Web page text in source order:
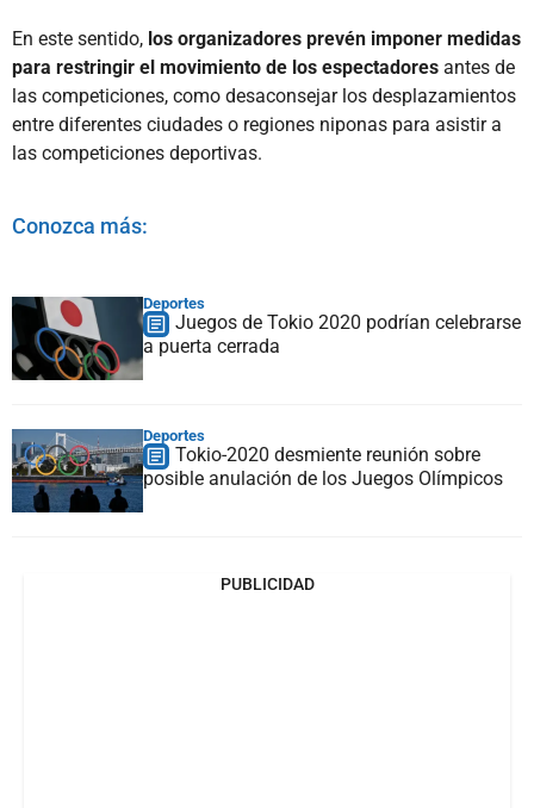
En este sentido, los organizadores prevén imponer medidas
para restringir el movimiento de los espectadores antes de
las competiciones, como desaconsejar los desplazamientos
entre diferentes ciudades o regiones niponas para asistir a
las competiciones deportivas.
Conozca más:
Deportes
Juegos de Tokio 2020 podrían celebrarse
a puerta cerrada
Deportes
Tokio-2020 desmiente reunión sobre
posible anulación de los Juegos Olímpicos
PUBLICIDAD